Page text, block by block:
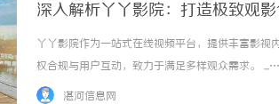
深入解析丫丫影院：打造极致观
丫丫影院作为一站式在线视频平台，提供丰富影
权合规与用户互动，致力于满足多样观众需求。
湛河信息网